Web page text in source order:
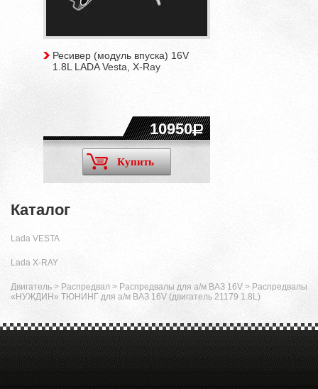
Ресивер (модуль впуска) 16V
1.8L LADA Vesta, X-Ray
10950
Купить
Каталог
Lada VESTA
Lada X-RAY
Двигатель > Распредвал > Распредвалы для а/м ВАЗ 16V > Распредвалы
«НУЖДИН» ТЮНИНГ для а/м ВАЗ 16V (двигатель 21179 1.8L)